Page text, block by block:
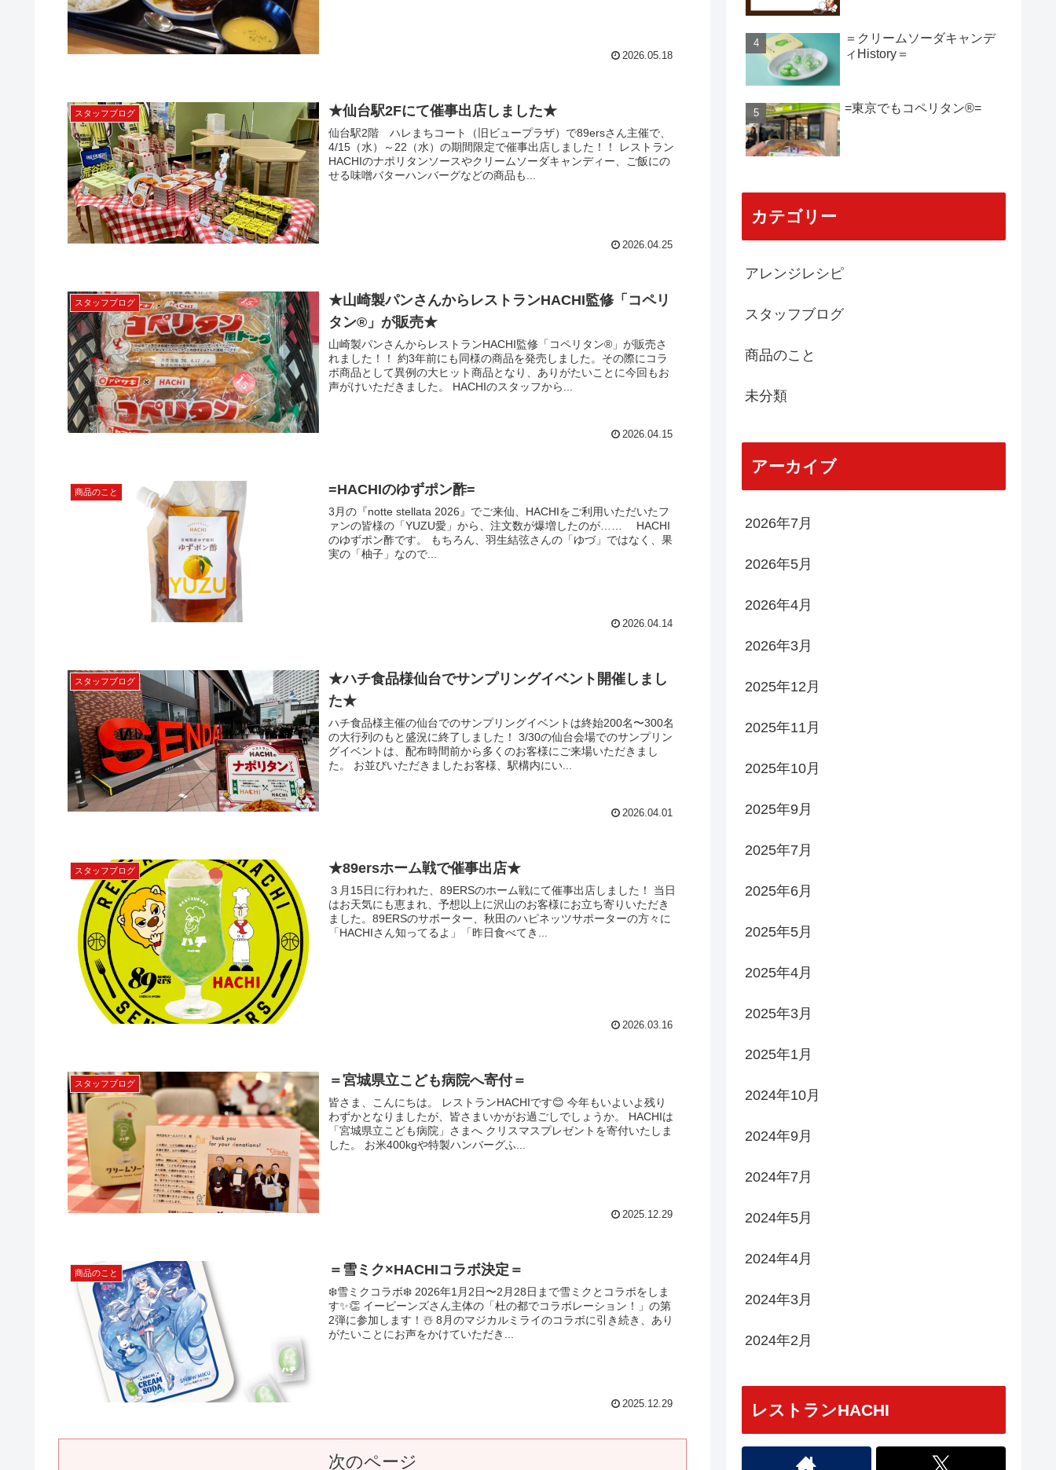
2026.05.18
スタッフブログ ★仙台駅2Fにて催事出店しました★
仙台駅2階 ハレまちコート（旧ビュープラザ）で89ersさん主催で、
4/15（水）～22（水）の期間限定で催事出店しました！！ レストラン
HACHIのナポリタンソースやクリームソーダキャンディー、ご飯にの
せる味噌バターハンバーグなどの商品も...
2026.04.25
スタッフブログ
★山崎製パンさんからレストランHACHI監修「コペリ
タン®」が販売★
山崎製パンさんからレストランHACHI監修「コペリタン®」が販売さ
れました！！ 約3年前にも同様の商品を発売しました。その際にコラ
ボ商品として異例の大ヒット商品となり、ありがたいことに今回もお
声がけいただきました。 HACHIのスタッフから...
2026.04.15
商品のこと =HACHIのゆずポン酢=
3月の『notte stellata 2026』でご来仙、HACHIをご利用いただいたフ
ァンの皆様の「YUZU愛」から、注文数が爆増したのが…… HACHI
のゆずポン酢です。 もちろん、羽生結弦さんの「ゆづ」ではなく、果
実の「柚子」なので...
2026.04.14
スタッフブログ
★ハチ食品様仙台でサンプリングイベント開催しまし
た★
ハチ食品様主催の仙台でのサンプリングイベントは終始200名〜300名
の大行列のもと盛況に終了しました！ 3/30の仙台会場でのサンプリン
グイベントは、配布時間前から多くのお客様にご来場いただきまし
た。 お並びいただきましたお客様、駅構内にい...
2026.04.01
スタッフブログ ★89ersホーム戦で催事出店★
３月15日に行われた、89ERSのホーム戦にて催事出店しました！ 当日
はお天気にも恵まれ、予想以上に沢山のお客様にお立ち寄りいただき
ました。89ERSのサポーター、秋田のハピネッツサポーターの方々に
「HACHIさん知ってるよ」「昨日食べてき...
2026.03.16
スタッフブログ ＝宮城県立こども病院へ寄付＝
皆さま、こんにちは。 レストランHACHIです😊 今年もいよいよ残り
わずかとなりましたが、皆さまいかがお過ごしでしょうか。 HACHIは
「宮城県立こども病院」さまへ クリスマスプレゼントを寄付いたしま
した。 お米400kgや特製ハンバーグふ...
2025.12.29
商品のこと ＝雪ミク×HACHIコラボ決定＝
❄️雪ミクコラボ❄️ 2026年1月2日〜2月28日まで雪ミクとコラボをしま
す✨👏 イービーンズさん主体の「杜の都でコラボレーション！」の第
2弾に参加します！☃️ 8月のマジカルミライのコラボに引き続き、あり
がたいことにお声をかけていただき...
2025.12.29
次のページ
＝クリームソーダキャンデ
ィHistory＝
=東京でもコペリタン®️=
カテゴリー
アレンジレシピ
スタッフブログ
商品のこと
未分類
アーカイブ
2026年7月
2026年5月
2026年4月
2026年3月
2025年12月
2025年11月
2025年10月
2025年9月
2025年7月
2025年6月
2025年5月
2025年4月
2025年3月
2025年1月
2024年10月
2024年9月
2024年7月
2024年5月
2024年4月
2024年3月
2024年2月
レストランHACHI